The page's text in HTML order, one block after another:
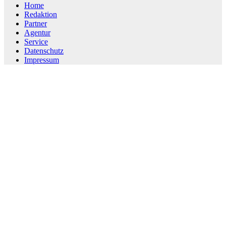
Home
Redaktion
Partner
Agentur
Service
Datenschutz
Impressum